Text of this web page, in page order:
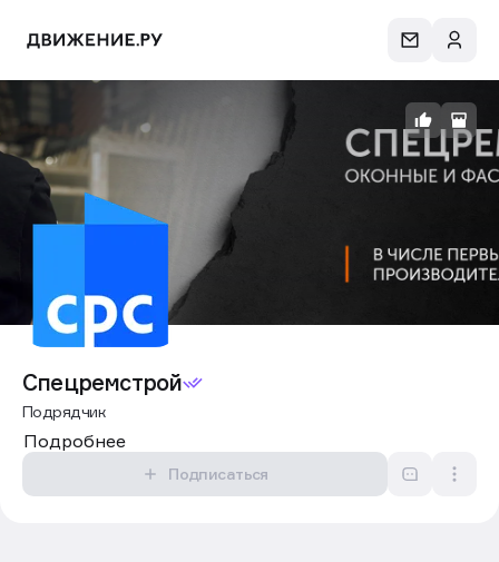
Спецремстрой
Подрядчик
Подробнее
Подписаться